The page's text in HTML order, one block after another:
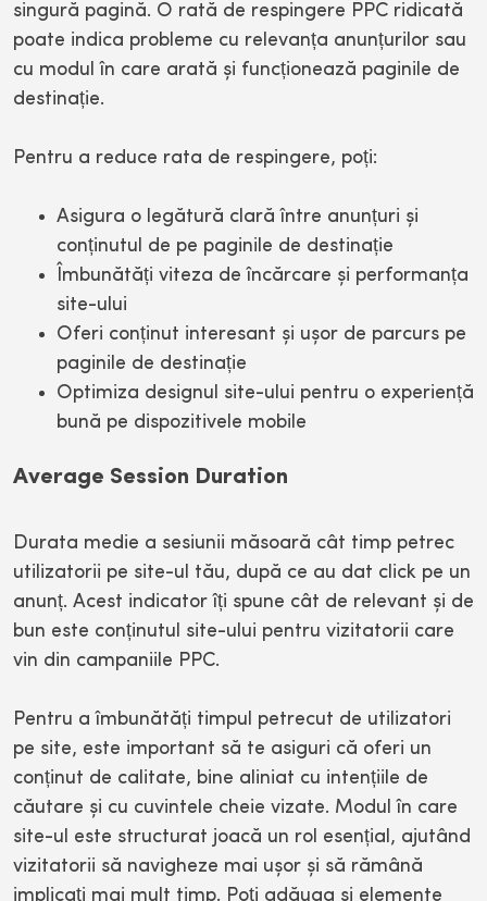
singură pagină. O rată de respingere PPC ridicată
poate indica probleme cu relevanța anunțurilor sau
cu modul în care arată și funcționează paginile de
destinație.
Pentru a reduce rata de respingere, poți:
Asigura o legătură clară între anunțuri și
conținutul de pe paginile de destinație
Îmbunătăți viteza de încărcare și performanța
site-ului
Oferi conținut interesant și ușor de parcurs pe
paginile de destinație
Optimiza designul site-ului pentru o experiență
bună pe dispozitivele mobile
Average Session Duration
Durata medie a sesiunii măsoară cât timp petrec
utilizatorii pe site-ul tău, după ce au dat click pe un
anunț. Acest indicator îți spune cât de relevant și de
bun este conținutul site-ului pentru vizitatorii care
vin din campaniile PPC.
Pentru a îmbunătăți timpul petrecut de utilizatori
pe site, este important să te asiguri că oferi un
conținut de calitate, bine aliniat cu intențiile de
căutare și cu cuvintele cheie vizate. Modul în care
site-ul este structurat joacă un rol esențial, ajutând
vizitatorii să navigheze mai ușor și să rămână
implicați mai mult timp. Poți adăuga și elemente